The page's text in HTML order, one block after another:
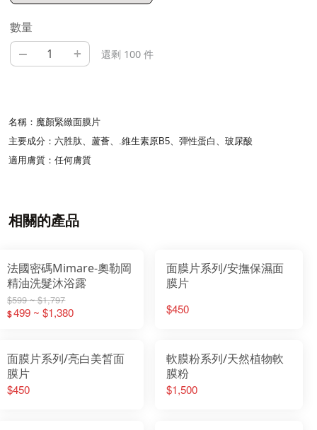
數量
– + 還剩 100 件
名稱：魔顏緊緻面膜片
主要成分：六胜肽、蘆薈、.維生素原B5、彈性蛋白、玻尿酸
適用膚質：任何膚質
相關的產品
法國密碼Mimare-奧勒岡
精油洗髮沐浴露
$599 ~ $1,797
$499 ~ $1,380
面膜片系列/安撫保濕面
膜片
$450
面膜片系列/亮白美晳面
膜片
$450
軟膜粉系列/天然植物軟
膜粉
$1,500